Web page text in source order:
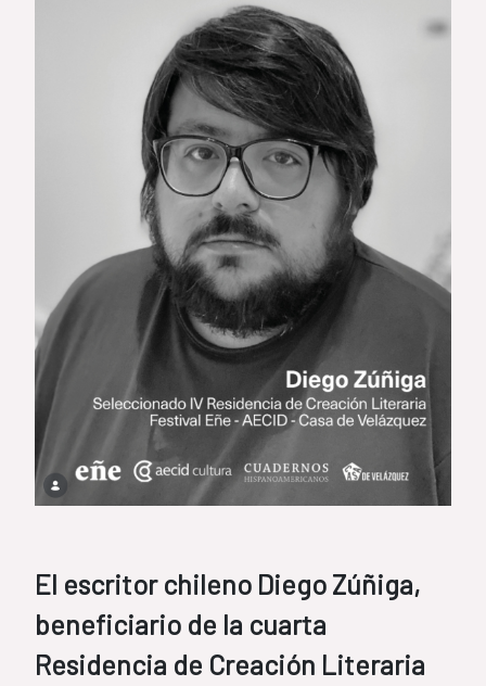
El escritor chileno Diego Zúñiga,
beneficiario de la cuarta
Residencia de Creación Literaria